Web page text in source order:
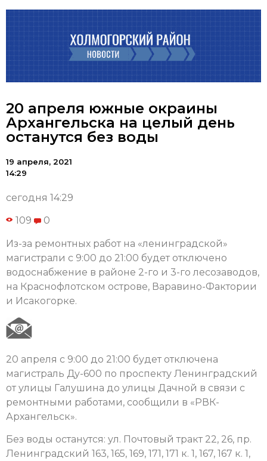
20 апреля южные окраины
Архангельска на целый день
останутся без воды
19 апреля, 2021
14:29
сегодня 14:29
109 0
Из-за ремонтных работ на «ленинградской»
магистрали с 9:00 до 21:00 будет отключено
водоснабжение в районе 2-го и 3-го лесозаводов,
на Краснофлотском острове, Варавино-Фактории
и Исакогорке.
20 апреля с 9:00 до 21:00 будет отключена
магистраль Ду-600 по проспекту Ленинградский
от улицы Галушина до улицы Дачной в связи с
ремонтными работами, сообщили в «РВК-
Архангельск».
Без воды останутся: ул. Почтовый тракт 22, 26, пр.
Ленинградский 163, 165, 169, 171, 171 к. 1, 167, 167 к. 1,